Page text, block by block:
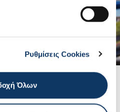
Ρυθμίσεις Cookies
Όλων